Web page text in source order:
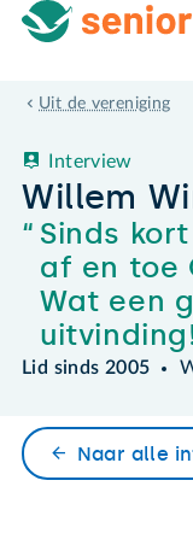
Uit de vereniging
Willem Wintraeken
Willem
Interview
Sinds
af en toe
Wat een
Lid sinds 2005
Naar alle